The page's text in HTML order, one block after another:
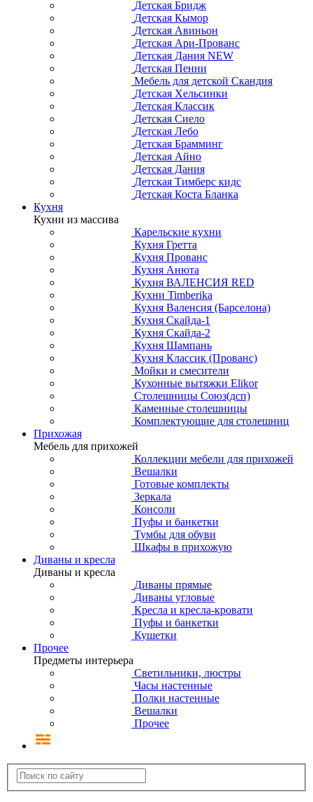
Детская Бридж
Детская Кымор
Детская Авиньон
Детская Ари-Прованс
Детская Дания NEW
Детская Пенни
Мебель для детской Скандия
Детская Хельсинки
Детская Классик
Детская Сиело
Детская Лебо
Детская Брамминг
Детская Айно
Детская Дания
Детская Тимберс кидс
Детская Коста Бланка
Кухня
Кухни из массива
Карельские кухни
Кухня Гретта
Кухня Прованс
Кухня Анюта
Кухня ВАЛЕНСИЯ RED
Кухни Timberika
Кухня Валенсия (Барселона)
Кухня Скайда-1
Кухня Скайда-2
Кухня Шампань
Кухня Классик (Прованс)
Мойки и смесители
Кухонные вытяжки Elikor
Столешницы Союз(дсп)
Каменные столешницы
Комплектующие для столешниц
Прихожая
Мебель для прихожей
Коллекции мебели для прихожей
Вешалки
Готовые комплекты
Зеркала
Консоли
Пуфы и банкетки
Тумбы для обуви
Шкафы в прихожую
Диваны и кресла
Диваны и кресла
Диваны прямые
Диваны угловые
Кресла и кресла-кровати
Пуфы и банкетки
Кушетки
Прочее
Предметы интерьера
Светильники, люстры
Часы настенные
Полки настенные
Вешалки
Прочее